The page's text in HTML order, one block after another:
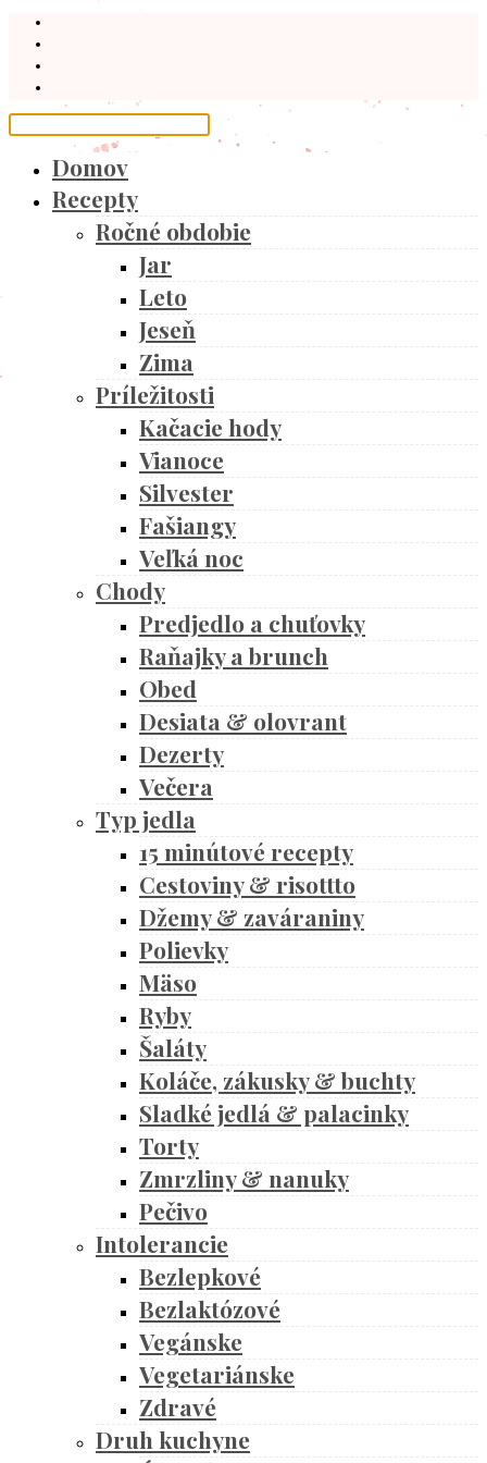
Domov
Recepty
Ročné obdobie
Jar
Leto
Jeseň
Zima
Príležitosti
Kačacie hody
Vianoce
Silvester
Fašiangy
Veľká noc
Chody
Predjedlo a chuťovky
Raňajky a brunch
Obed
Desiata & olovrant
Dezerty
Večera
Typ jedla
15 minútové recepty
Cestoviny & risottto
Džemy & zaváraniny
Polievky
Mäso
Ryby
Šaláty
Koláče, zákusky & buchty
Sladké jedlá & palacinky
Torty
Zmrzliny & nanuky
Pečivo
Intolerancie
Bezlepkové
Bezlaktózové
Vegánske
Vegetariánske
Zdravé
Druh kuchyne